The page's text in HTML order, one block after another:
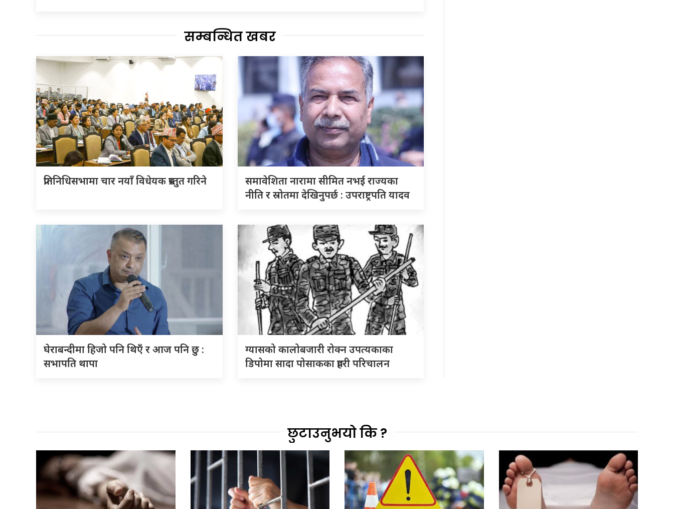
सम्बन्धित खबर
प्रतिनिधिसभामा चार नयाँ विधेयक प्रस्तुत गरिने
समावेशिता नारामा सीमित नभई राज्यका
नीति र स्रोतमा देखिनुपर्छ : उपराष्ट्रपति यादव
घेराबन्दीमा हिजो पनि थिएँ र आज पनि छु :
सभापति थापा
ग्यासको कालोबजारी रोक्न उपत्यकाका
डिपोमा सादा पोसाकका प्रहरी परिचालन
छुटाउनुभयो कि ?